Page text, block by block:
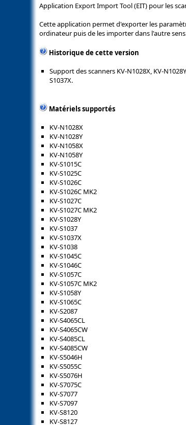
Application Export Import Tool (EIT) pour les
Cette application permet d'exporter les
ordinateur puis de les importer dans l'autre
Historique de cette version
Support des scanners KV-N1028X, KV-
S1037X.
Matériels supportés
KV-N1028X
KV-N1028Y
KV-N1058X
KV-N1058Y
KV-S1015C
KV-S1025C
KV-S1026C
KV-S1026C MK2
KV-S1027C
KV-S1027C MK2
KV-S1028Y
KV-S1037
KV-S1037X
KV-S1038
KV-S1045C
KV-S1046C
KV-S1057C
KV-S1057C MK2
KV-S1058Y
KV-S1065C
KV-S2087
KV-S4065CL
KV-S4065CW
KV-S4085CL
KV-S4085CW
KV-S5046H
KV-S5055C
KV-S5076H
KV-S7075C
KV-S7077
KV-S7097
KV-S8120
KV-S8127